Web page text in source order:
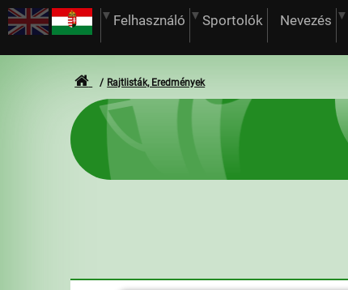
Felhasználó Sportolók Nevezés
Rajtlisták, Eredmények